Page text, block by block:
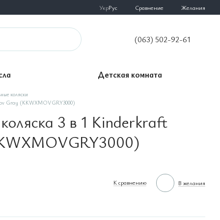
УкрРус Сравнение Желания
(063) 502-92-61
Детская комната
коляски
Gray (KKWXMOVGRY3000)
3 в 1 Kinderkraft
К сравнению В желания